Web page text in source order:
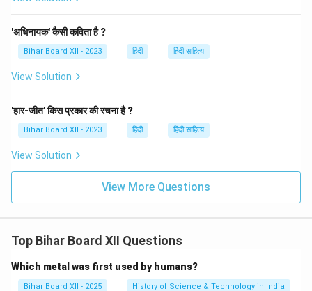
'अधिनायक' कैसी कविता है ?
Bihar Board XII - 2023 हिंदी हिंदी साहित्य
View Solution
'हार-जीत' किस प्रकार की रचना है ?
Bihar Board XII - 2023 हिंदी हिंदी साहित्य
View Solution
View More Questions
Top Bihar Board XII Questions
Which metal was first used by humans?
Bihar Board XII - 2025 History of Science & Technology in India